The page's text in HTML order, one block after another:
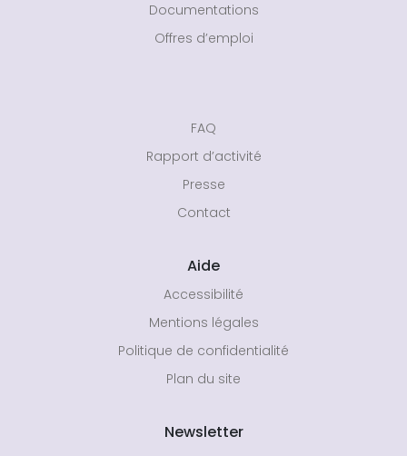
Documentations
Offres d’emploi
FAQ
Rapport d’activité
Presse
Contact
Aide
Accessibilité
Mentions légales
Politique de confidentialité
Plan du site
Newsletter